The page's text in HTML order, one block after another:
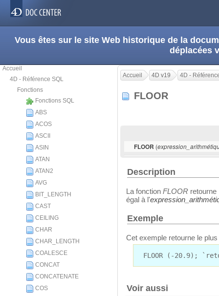
Vous êtes sur le site Web historique de la
déplacées
Accueil
4D - Référence SQL
Fonctions
Fonctions SQL
ABS
ACOS
ASCII
ASIN
ATAN
ATAN2
AVG
BIT_LENGTH
CAST
CEILING
CHAR
CHAR_LENGTH
COALESCE
CONCAT
CONCATENATE
COS
Accueil 4D v19 4D -
FLOOR
FLOOR (
Description
La fonction FLOOR retourne
égal à l'
Exemple
Cet exemple retourne le
FLOOR (-20.9);
Voir aussi